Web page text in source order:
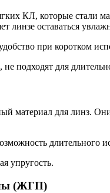
КЛ, которые стали
линзе оставаться
при коротком
не подходят для
материал для линз.
длительного
упругость.
(ЖГП)